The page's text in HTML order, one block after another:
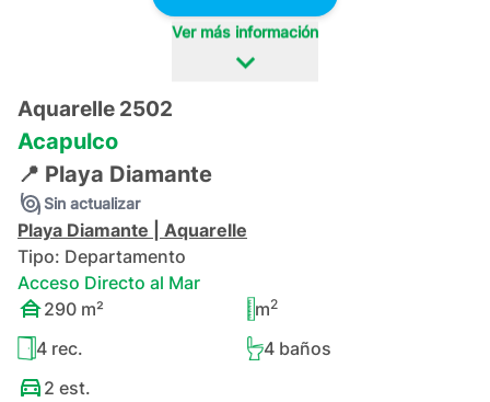
Ver más información
Aquarelle 2502
Acapulco
📍 Playa Diamante
Sin actualizar
Playa Diamante
Aquarelle
Tipo: Departamento
Acceso Directo al Mar
290 m² m2
4 rec. 4baños
2 est.